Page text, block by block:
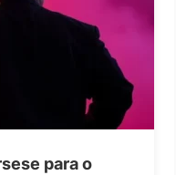
para o